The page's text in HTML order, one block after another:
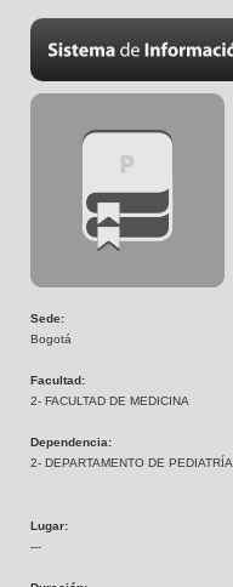
Sede:
Bogotá
Facultad:
2- FACULTAD DE MEDICINA
Dependencia:
2- DEPARTAMENTO DE PEDIATRÍA
Lugar:
---